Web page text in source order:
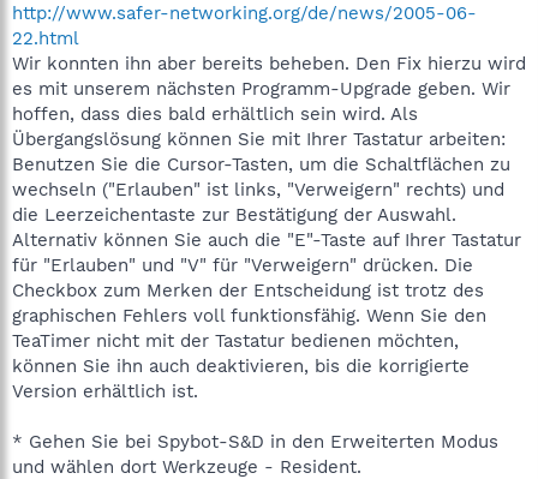
http://www.safer-networking.org/de/news/2005-06-
22.html
Wir konnten ihn aber bereits beheben. Den Fix hierzu wird
es mit unserem nächsten Programm-Upgrade geben. Wir
hoffen, dass dies bald erhältlich sein wird. Als
Übergangslösung können Sie mit Ihrer Tastatur arbeiten:
Benutzen Sie die Cursor-Tasten, um die Schaltflächen zu
wechseln ("Erlauben" ist links, "Verweigern" rechts) und
die Leerzeichentaste zur Bestätigung der Auswahl.
Alternativ können Sie auch die "E"-Taste auf Ihrer Tastatur
für "Erlauben" und "V" für "Verweigern" drücken. Die
Checkbox zum Merken der Entscheidung ist trotz des
graphischen Fehlers voll funktionsfähig. Wenn Sie den
TeaTimer nicht mit der Tastatur bedienen möchten,
können Sie ihn auch deaktivieren, bis die korrigierte
Version erhältlich ist.
* Gehen Sie bei Spybot-S&D in den Erweiterten Modus
und wählen dort Werkzeuge - Resident.